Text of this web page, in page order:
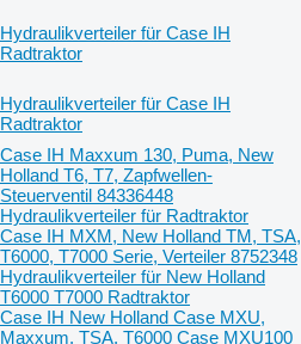
Hydraulikverteiler für Case IH
Radtraktor
Hydraulikverteiler für Case IH
Radtraktor
Case IH Maxxum 130, Puma, New
Holland T6, T7, Zapfwellen-
Steuerventil 84336448
Hydraulikverteiler für Radtraktor
Case IH MXM, New Holland TM, TSA,
T6000, T7000 Serie, Verteiler 8752348
Hydraulikverteiler für New Holland
T6000 T7000 Radtraktor
Case IH New Holland Case MXU,
Maxxum, TSA, T6000 Case MXU100